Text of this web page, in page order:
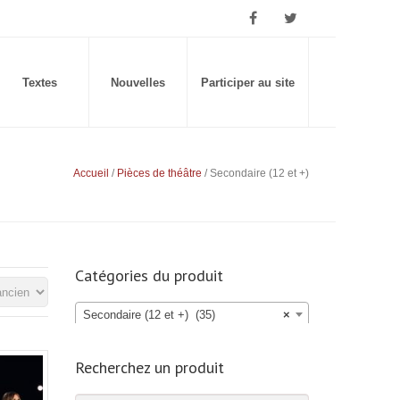
Textes Nouvelles Participer au site
Accueil / Pièces de théâtre / Secondaire (12 et +)
Catégories du produit
×
Secondaire (12 et +) (35)
Recherchez un produit